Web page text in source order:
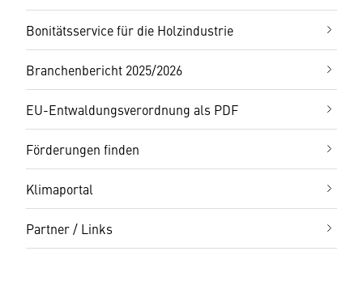
Bonitätsservice für die Holzindustrie
Branchenbericht 2025/2026
EU-Entwaldungsverordnung als PDF
Förderungen finden
Klimaportal
Partner / Links